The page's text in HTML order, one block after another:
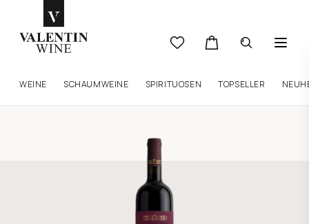
WEINE SCHAUMWEINE SPIRITUOSEN TOPSELLER